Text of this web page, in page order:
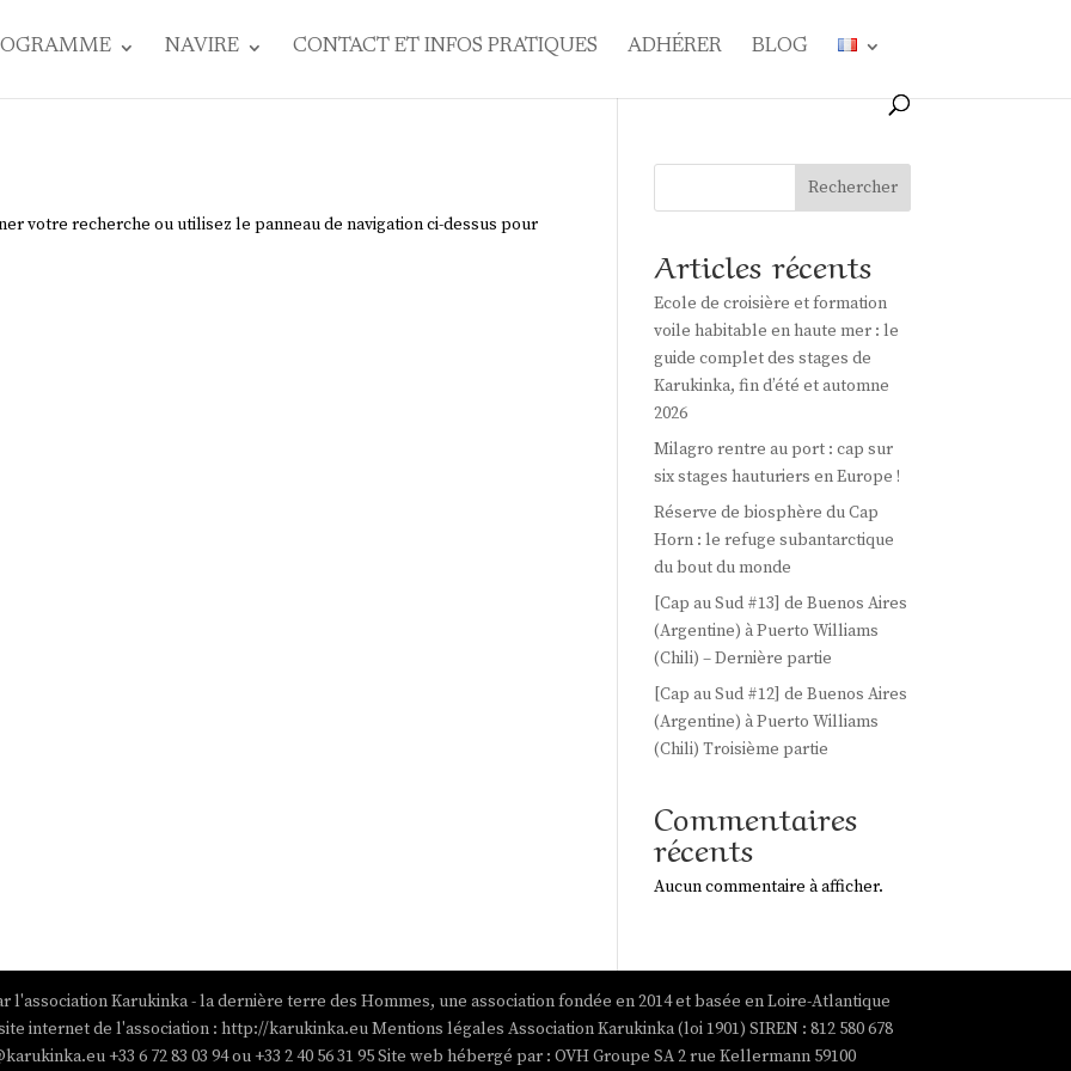
NAVIRE CONTACT ET INFOS PRATIQUES ADHÉRER BLOG
votre recherche ou utilisez le panneau de navigation ci-dessus pour
Rechercher
Articles récents
Ecole de croisière et formation
voile habitable en haute mer : le
guide complet des stages de
Karukinka, fin d’été et automne
2026
Milagro rentre au port : cap sur
six stages hauturiers en Europe !
Réserve de biosphère du Cap
Horn : le refuge subantarctique
du bout du monde
[Cap au Sud #13] de Buenos Aires
(Argentine) à Puerto Williams
(Chili) – Dernière partie
[Cap au Sud #12] de Buenos Aires
(Argentine) à Puerto Williams
(Chili) Troisième partie
Commentaires
récents
Aucun commentaire à afficher.
Karukinka - la dernière terre des Hommes, une association fondée en 2014 et basée en Loire-Atlantique
internet de l'association : http://karukinka.eu Mentions légales Association Karukinka (loi 1901) SIREN : 812 580 678
+33 6 72 83 03 94 ou +33 2 40 56 31 95 Site web hébergé par : OVH Groupe SA 2 rue Kellermann 59100